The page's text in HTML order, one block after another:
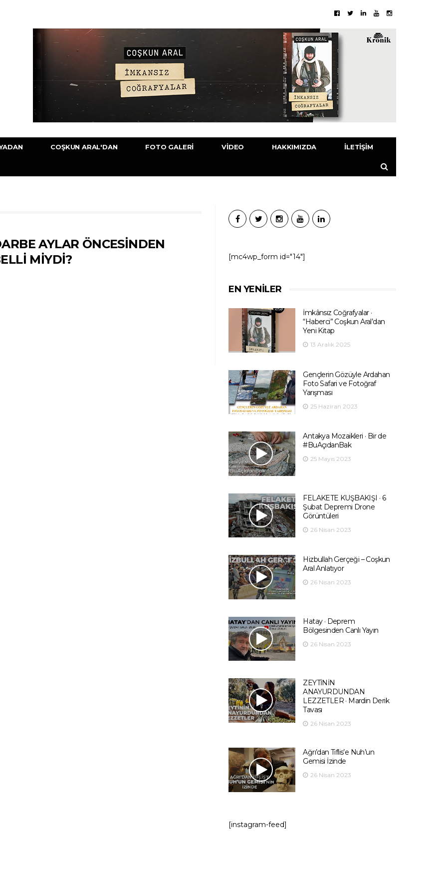
COŞKUN ARAL'DAN FOTO GALERI VIDEO HAKKIMIZDA İLETIŞIM
AYLAR ÖNCESİNDEN
MİYDİ?
[mc4wp_form id="14"]
EN YENILER
İmkânsız Coğrafyalar ·
“Haberci” Coşkun Aral’dan
Yeni Kitap
13 Aralık 2025
Gençlerin Gözüyle Ardahan
Foto Safari ve Fotoğraf
Yarışması
25 Haziran 2023
Antakya Mozaikleri · Bir de
#BuAçıdanBak
25 Mayıs 2023
FELAKETE KUŞBAKIŞI · 6
Şubat Depremi Drone
Görüntüleri
26 Nisan 2023
Hizbullah Gerçeği – Coşkun
Aral Anlatıyor
26 Nisan 2023
Hatay · Deprem
Bölgesinden Canlı Yayın
26 Nisan 2023
ZEYTİNİN
ANAYURDUNDAN
LEZZETLER · Mardin Derik
Tavası
26 Nisan 2023
Ağrı’dan Tiflis’e Nuh’un
Gemisi İzinde
26 Nisan 2023
[instagram-feed]